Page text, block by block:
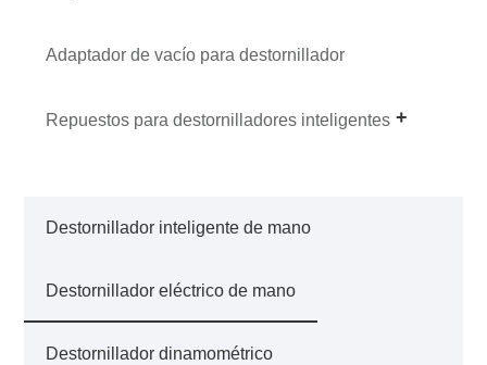
Adaptador de vacío para destornillador
Repuestos para destornilladores inteligentes
Destornillador inteligente de mano
Destornillador eléctrico de mano
Destornillador dinamométrico